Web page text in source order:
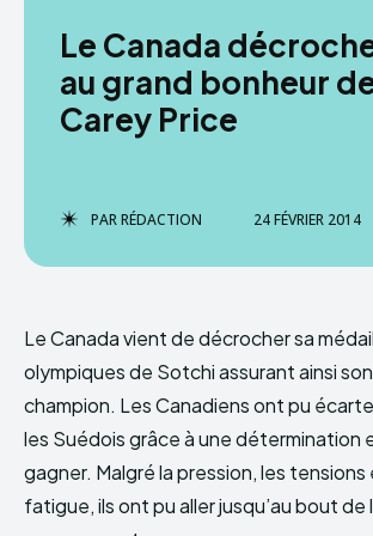
Le Canada
au grand bonheur
Carey Price
PARRÉDACTION 24 FÉVRIER 2014
Le Canada vient de décrocher sa
olympiques de Sotchi assurant ainsi
champion. Les Canadiens ont pu
les Suédois grâce à une détermination
gagner. Malgré la pression, les
fatigue, ils ont pu aller jusqu’au bout de